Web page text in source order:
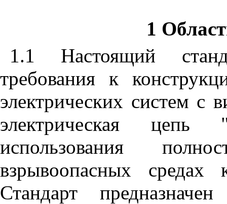
1
1.1 Настоящий
требования к
электрических систем с
электрическая цепь
использования
взрывоопасных
Стандарт